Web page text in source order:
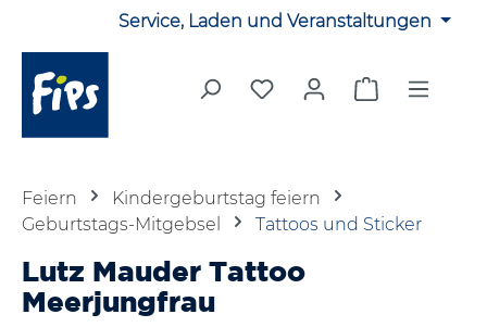
Zum Hauptinhalt springenService, Laden und Veranstaltungen
Du hast 0 Produkte auf
Warenkorb
Feiern
Kindergeburtstag feiern
Geburtstags-Mitgebsel
Tattoos und Sticker
Lutz Mauder Tattoo
Meerjungfrau